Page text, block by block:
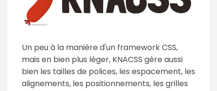
Un peu à la manière d'un framework CSS,
mais en bien plus léger, KNACSS gère aussi
bien les tailles de polices, les espacement, les
alignements, les positionnements, les grilles